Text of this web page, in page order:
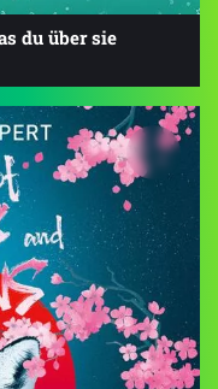
du über sie